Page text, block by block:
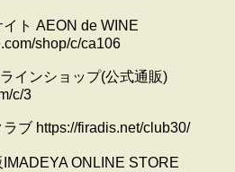
イト AEON de WINE
shop/c/ca106
インショップ(公式通販)
c/3
ブ https://firadis.net/club30/
IMADEYA ONLINE STORE